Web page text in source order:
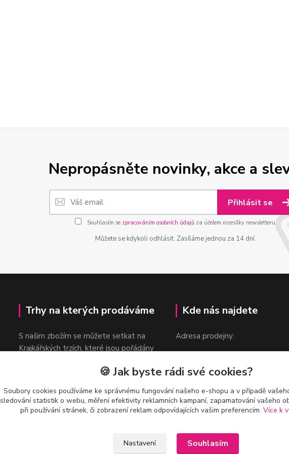
Nepropásněte novinky, akce a
Přihlásit se
Souhlasím se zpracováním osobních údajůza účelem rozesílky newsletteru.
Můžete se kdykoli odhlásit. Zasíláme jednou za 14 dní.
Trhy na kterých prodáváme
S našim zbožím se můžete setkat na
Krajkářských trzích, které jsou pořádány
Kde nás najdete
Adresa prodejny:
v blízkosti stanice Metra B -
Českomoravská
🍪 Jak byste rádi své cookies?
Soubory cookies používáme ke správnému fungování našeho e-shopu a v případě
sledování statistik o webu, měření efektivity reklamních kampaní, zapamatování vašeho
při používání stránek, či zobrazení reklam odpovídajících vašim preferencím. Více k
Nastavení Souhlasím